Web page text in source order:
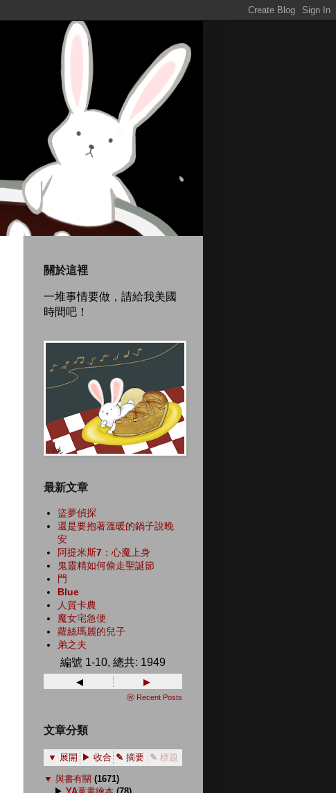
關於這裡
一堆事情要做，請給我美國
時間吧！
最新文章
盜夢偵探
還是要抱著溫暖的鍋子說晚
安
阿提米斯7：心魔上身
鬼靈精如何偷走聖誕節
門
Blue
人質卡農
魔女宅急便
蘿絲瑪麗的兒子
弟之夫
編號 1-10, 總共: 1949
◂ ▸
ⓦ Recent Posts
文章分類
▼ 展開 ▶ 收合 ✎ 摘要 ✎ 標題
▼ 與書有關 (1671)